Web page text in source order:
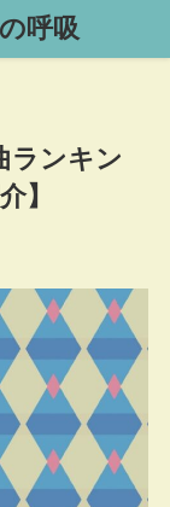
呼吸
ランキン
】